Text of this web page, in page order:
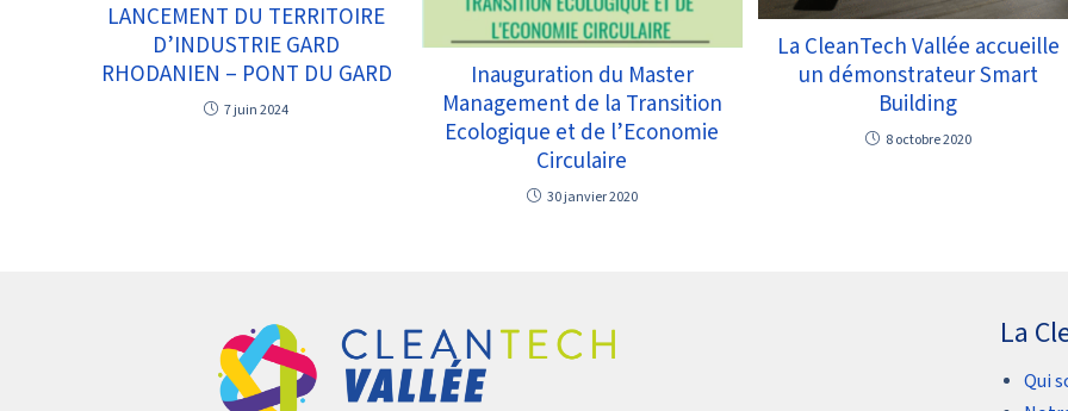
LANCEMENT DU TERRITOIRE
D’INDUSTRIE GARD
RHODANIEN – PONT DU GARD
7 juin 2024
Inauguration du Master
Management de la Transition
Ecologique et de l’Economie
Circulaire
30 janvier 2020
La CleanTech Vallée accueille
un démonstrateur Smart
Building
8 octobre 2020
La
Qui